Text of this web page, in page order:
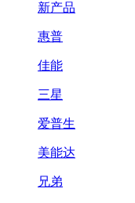
新产品
惠普
佳能
三星
爱普生
美能达
兄弟